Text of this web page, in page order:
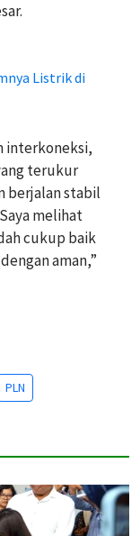
Listrik di
interkoneksi,
terukur
berjalan stabil
melihat
cukup baik
aman,”
PLN